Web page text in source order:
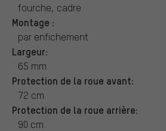
fourche, cadre
Montage :
par enfichement
Largeur:
65 mm
Protection de la roue avant:
72 cm
Protection de la roue arrière:
90 cm